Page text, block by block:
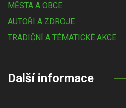
MĚSTA A OBCE
AUTOŘI A ZDROJE
TRADIČNÍ A TÉMATICKÉ AKCE
Další informace